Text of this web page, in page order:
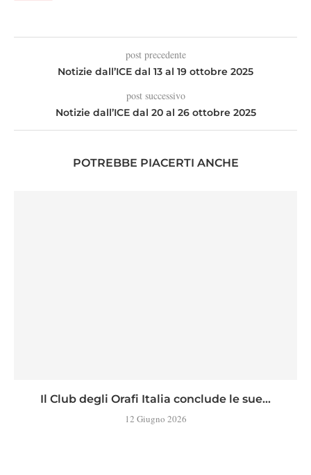
post precedente
Notizie dall’ICE dal 13 al 19 ottobre 2025
post successivo
Notizie dall’ICE dal 20 al 26 ottobre 2025
POTREBBE PIACERTI ANCHE
Il Club degli Orafi Italia conclude le sue...
12 Giugno 2026